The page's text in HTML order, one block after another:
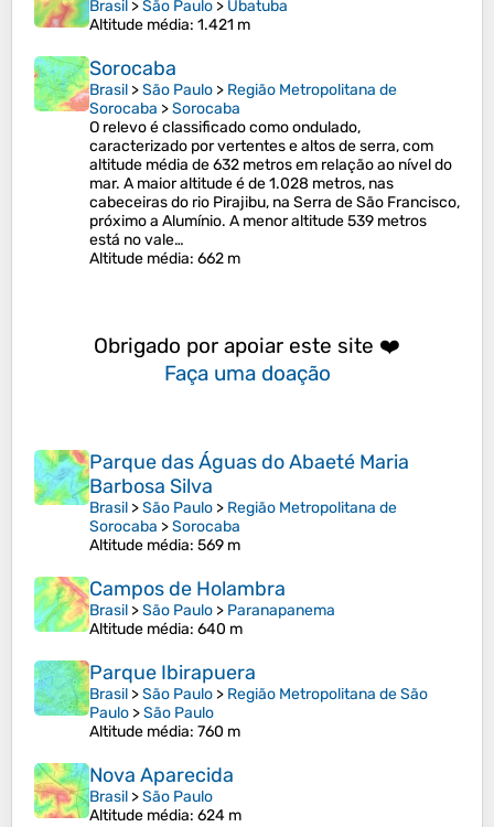
Brasil >São Paulo > Ubatuba
Altitude média: 1.421 m
Sorocaba
Brasil >São Paulo > Região Metropolitana de
Sorocaba >Sorocaba
O relevo é classificado como ondulado,
caracterizado por vertentes e altos de serra, com
altitude média de 632 metros em relação ao nível do
mar. A maior altitude é de 1.028 metros, nas
cabeceiras do rio Pirajibu, na Serra de São Francisco,
próximo a Alumínio. A menor altitude 539 metros
está no vale…
Altitude média: 662 m
Obrigado por apoiar este site ❤️
Faça uma doação
Parque das Águas do Abaeté Maria
Barbosa Silva
Brasil >São Paulo > Região Metropolitana de
Sorocaba >Sorocaba
Altitude média: 569 m
Campos de Holambra
Brasil >São Paulo > Paranapanema
Altitude média: 640 m
Parque Ibirapuera
Brasil >São Paulo > Região Metropolitana de São
Paulo >São Paulo
Altitude média: 760 m
Nova Aparecida
Brasil >São Paulo
Altitude média: 624 m